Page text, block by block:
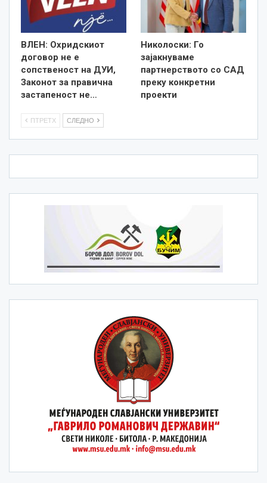
ВЛЕН: Охридскиот
договор не е
сопственост на ДУИ,
Законот за правична
застапеност не…
Николоски: Го
зајакнуваме
партнерството со САД
преку конкретни
проекти
ПТРЕТХ СЛЕДНО